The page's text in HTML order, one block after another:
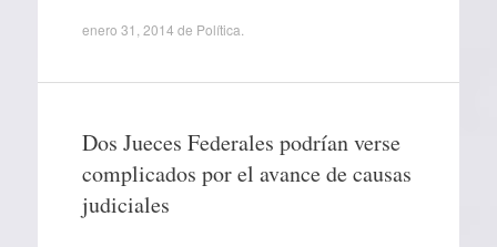
enero 31, 2014 de Política
Dos Jueces Federales podrían verse
complicados por el avance de causas
judiciales